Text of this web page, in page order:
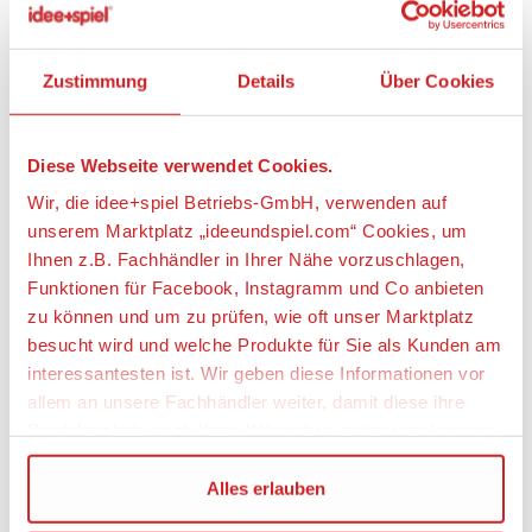
Zustimmung Details Über Cookies
Diese Webseite verwendet Cookies.
Wir, die idee+spiel Betriebs-GmbH, verwenden auf
unserem Marktplatz „ideeundspiel.com“ Cookies, um
Ihnen z.B. Fachhändler in Ihrer Nähe vorzuschlagen,
Funktionen für Facebook, Instagramm und Co anbieten
zu können und um zu prüfen, wie oft unser Marktplatz
besucht wird und welche Produkte für Sie als Kunden am
interessantesten ist. Wir geben diese Informationen vor
allem an unsere Fachhändler weiter, damit diese ihre
Wir verwenden den Google Tag Manager um weitere
Dienste einzubinden.
Alles erlauben
• Befestigedie Lavadrachenflügel an der Ultra-
• Beschütze deinen Ritter mit der Kraftfeldscheibe.
• Enthält den Ultimativen Clay als Minifigur.
• Lade die kostenlose App LEGO® NEXO KNIGHTS™:
herunter. Bitte aber erst deine Eltern um Erlaubnis.
• Scanne die Schilder, um 3 NEXO-Kräfte
(Schwerttornado, Lavadrache und Kraftfeld) zu
erhalten und somit über mehr Kräfte imSpiel LEGO®
NEXO KNIGHTS™ zu verfügen!
• Sammle und kombiniere alle Sets der Ultimativen
LEGO® NEXO KNIGHTS™, um dir eine möglichst
umfangreiche Kollektion ultimativer Ausrüstung
anzueignen.
• Sieh dir alle deine Lieblingsepisoden von NEXO
KNIGHTS™ im TV oder auf DVD an.